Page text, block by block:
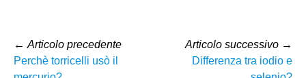
← Articolo precedente
Perchè torricelli usò il
Articolo successivo →
Differenza tra iodio e